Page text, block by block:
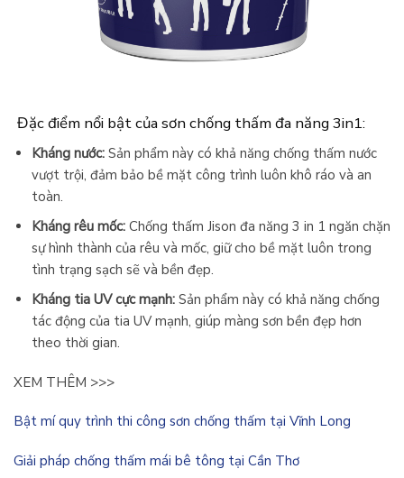
Đặc điểm nổi bật của sơn chống thấm đa năng 3in1:
Kháng nước: Sản phẩm này có khả năng chống thấm nước
vượt trội, đảm bảo bề mặt công trình luôn khô ráo và an
toàn.
Kháng rêu mốc: Chống thấm Jison đa năng 3 in 1 ngăn chặn
sự hình thành của rêu và mốc, giữ cho bề mặt luôn trong
tình trạng sạch sẽ và bền đẹp.
Kháng tia UV cực mạnh:Sản phẩm này có khả năng chống
tác động của tia UV mạnh, giúp màng sơn bền đẹp hơn
theo thời gian.
XEM THÊM >>>
Bật mí quy trình thi công sơn chống thấm tại Vĩnh Long
Giải pháp chống thấm mái bê tông tại Cần Thơ